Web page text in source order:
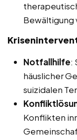
Bewältigung
Notfallhilfe:
häuslicher
suizidalen
Konflikten